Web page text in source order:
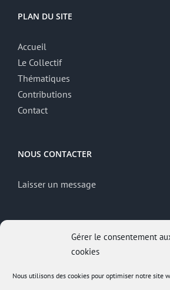
Gérer le consentement
cookies
Nous utilisons des cookies pour optimiser notre site
PLAN DU SITE
Accueil
Le Collectif
Thématiques
Contributions
Contact
NOUS CONTACTER
Laisser un message
Mentions légales
Politique de confidentialité